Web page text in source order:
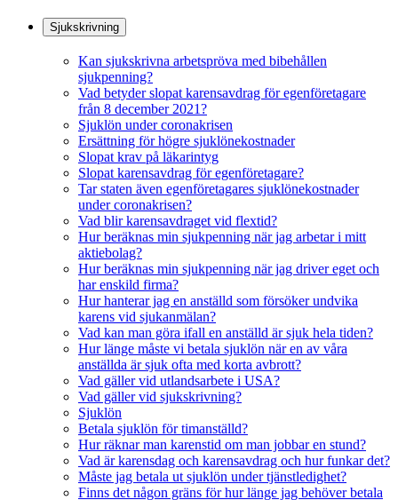
Sjukskrivning
Kan sjukskrivna arbetspröva med bibehållen
sjukpenning?
Vad betyder slopat karensavdrag för egenföretagare
från 8 december 2021?
Sjuklön under coronakrisen
Ersättning för högre sjuklönekostnader
Slopat krav på läkarintyg
Slopat karensavdrag för egenföretagare?
Tar staten även egenföretagares sjuklönekostnader
under coronakrisen?
Vad blir karensavdraget vid flextid?
Hur beräknas min sjukpenning när jag arbetar i mitt
aktiebolag?
Hur beräknas min sjukpenning när jag driver eget och
har enskild firma?
Hur hanterar jag en anställd som försöker undvika
karens vid sjukanmälan?
Vad kan man göra ifall en anställd är sjuk hela tiden?
Hur länge måste vi betala sjuklön när en av våra
anställda är sjuk ofta med korta avbrott?
Vad gäller vid utlandsarbete i USA?
Vad gäller vid sjukskrivning?
Sjuklön
Betala sjuklön för timanställd?
Hur räknar man karenstid om man jobbar en stund?
Vad är karensdag och karensavdrag och hur funkar det?
Måste jag betala ut sjuklön under tjänstledighet?
Finns det någon gräns för hur länge jag behöver betala